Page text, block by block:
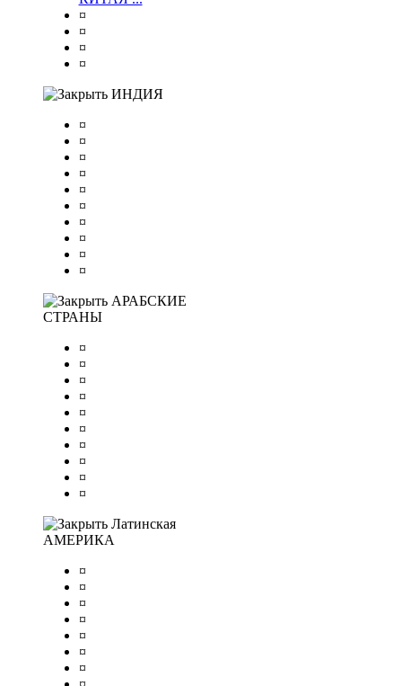
¤
¤
¤
¤
ИНДИЯ
¤
¤
¤
¤
¤
¤
¤
¤
¤
¤
АРАБСКИЕ
СТРАНЫ
¤
¤
¤
¤
¤
¤
¤
¤
¤
¤
Латинская
АМЕРИКА
¤
¤
¤
¤
¤
¤
¤